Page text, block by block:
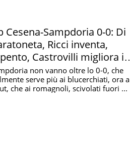
Cesena-Sampdoria 0-0: Di
Ricci inventa,
Castrovilli migliora il
non vanno oltre lo 0-0, che
serve più ai blucerchiati, ora a
che ai romagnoli, scivolati fuori ...